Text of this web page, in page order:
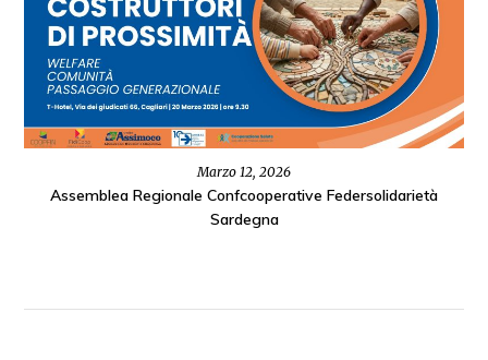
Marzo 12, 2026
Assemblea Regionale Confcooperative Federsolidarietà
Sardegna